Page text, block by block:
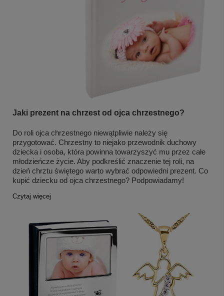
Jaki prezent na chrzest od ojca chrzestnego?
Do roli ojca chrzestnego niewątpliwie należy się
przygotować. Chrzestny to niejako przewodnik duchowy
dziecka i osoba, która powinna towarzyszyć mu przez całe
młodzieńcze życie. Aby podkreślić znaczenie tej roli, na
dzień chrztu świętego warto wybrać odpowiedni prezent. Co
kupić dziecku od ojca chrzestnego? Podpowiadamy!
Czytaj więcej